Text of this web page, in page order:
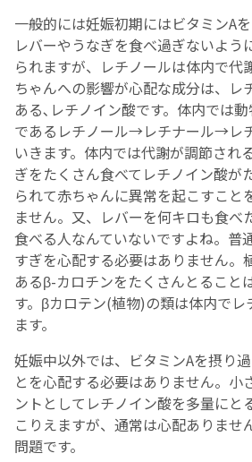
一般的には妊娠初期にはビタミンA
レバーやうなぎを食べ過ぎないよう
られますが、レチノールは体内で代
ちゃんへの影響が心配な成分は、レ
ある､レチノイン酸です。体内では
であるレチノール→レチナール→レ
いきます。体内では代謝が調節され
ぎをたくさん食べてレチノイン酸が
られて赤ちゃんに異常を起こすこと
ません。又、レバーを何キロも食べ
食べる人なんていないですよね。普
すぎを心配する必要はありません。
あるβ-カロチンをたくさんとること
す。βカロテン(植物)の類は体内で
ます。
妊娠中以外では、ビタミンAを摂り
とを心配する必要はありません。小
ントとしてレチノイン酸を多量にと
こりえますが、通常は心配ありませ
問題です。